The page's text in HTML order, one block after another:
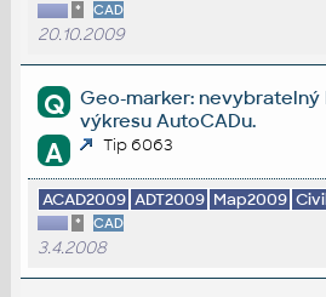
* CAD
20.10.2009
Q
Geo-marker: nevybratelný
výkresu AutoCADu.
A Tip 6063
ACAD2009 ADT2009 Map2009
* CAD
3.4.2008